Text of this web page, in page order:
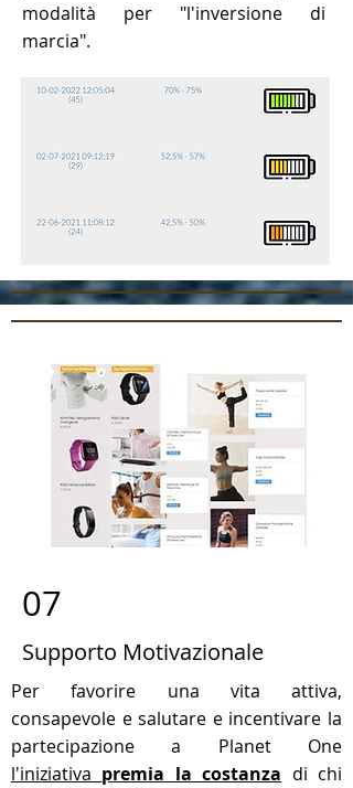
modalità per "l'inversione di
marcia".
07
Supporto Motivazionale
Per favorire una vita attiva,
consapevole e salutare e incentivare la
partecipazione a Planet One
l'iniziativa premia la costanza di chi